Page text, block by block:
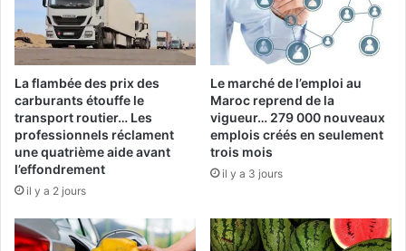
La flambée des prix des
carburants étouffe le
transport routier… Les
professionnels réclament
une quatrième aide avant
l’effondrement
il y a 2 jours
Le marché de l’emploi au
Maroc reprend de la
vigueur… 279 000 nouveaux
emplois créés en seulement
trois mois
il y a 3 jours